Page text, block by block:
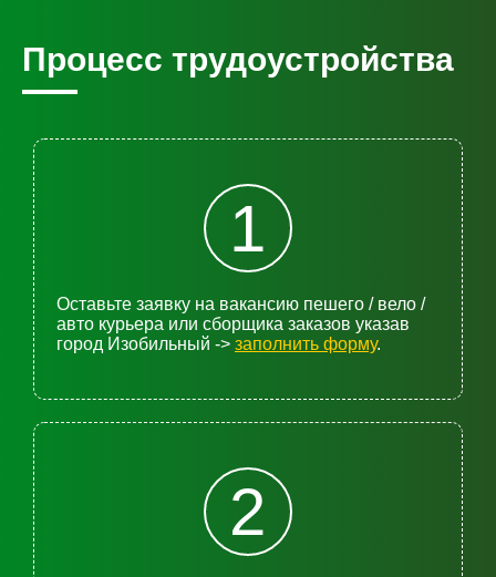
Процесс трудоустройства
1
Оставьте заявку на вакансию пешего / вело /
авто курьера или сборщика заказов указав
город Изобильный -> заполнить форму.
2